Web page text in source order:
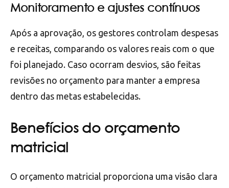
Monitoramento e ajustes contínuos
Após a aprovação, os gestores controlam despesas
e receitas, comparando os valores reais com o que
foi planejado. Caso ocorram desvios, são feitas
revisões no orçamento para manter a empresa
dentro das metas estabelecidas.
Benefícios do orçamento
matricial
O orçamento matricial proporciona uma visão clara